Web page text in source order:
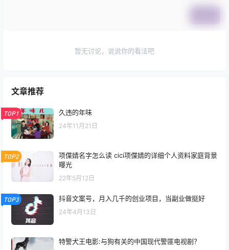
暂无讨论，说说你的看法吧
文章推荐
TOP1 久违的年味
24年11月21日
TOP2
项偞婧名字怎么读 cici项偞婧的详细个人资料家庭背景
曝光
22年5月12日
TOP3 抖音文案号，月入几千的创业项目，当副业做挺好
24年4月13日
特警犬王电影:与狗有关的中国现代警匪电视剧？